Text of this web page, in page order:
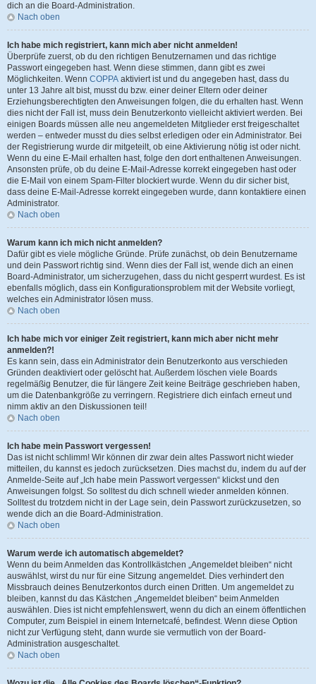
dich an die Board-Administration.
Nach oben
Ich habe mich registriert, kann mich aber nicht anmelden!
Überprüfe zuerst, ob du den richtigen Benutzernamen und das richtige
Passwort eingegeben hast. Wenn diese stimmen, dann gibt es zwei
Möglichkeiten. Wenn COPPA aktiviert ist und du angegeben hast, dass du
unter 13 Jahre alt bist, musst du bzw. einer deiner Eltern oder deiner
Erziehungsberechtigten den Anweisungen folgen, die du erhalten hast. Wenn
dies nicht der Fall ist, muss dein Benutzerkonto vielleicht aktiviert werden. Bei
einigen Boards müssen alle neu angemeldeten Mitglieder erst freigeschaltet
werden – entweder musst du dies selbst erledigen oder ein Administrator. Bei
der Registrierung wurde dir mitgeteilt, ob eine Aktivierung nötig ist oder nicht.
Wenn du eine E-Mail erhalten hast, folge den dort enthaltenen Anweisungen.
Ansonsten prüfe, ob du deine E-Mail-Adresse korrekt eingegeben hast oder
die E-Mail von einem Spam-Filter blockiert wurde. Wenn du dir sicher bist,
dass deine E-Mail-Adresse korrekt eingegeben wurde, dann kontaktiere einen
Administrator.
Nach oben
Warum kann ich mich nicht anmelden?
Dafür gibt es viele mögliche Gründe. Prüfe zunächst, ob dein Benutzername
und dein Passwort richtig sind. Wenn dies der Fall ist, wende dich an einen
Board-Administrator, um sicherzugehen, dass du nicht gesperrt wurdest. Es ist
ebenfalls möglich, dass ein Konfigurationsproblem mit der Website vorliegt,
welches ein Administrator lösen muss.
Nach oben
Ich habe mich vor einiger Zeit registriert, kann mich aber nicht mehr
anmelden?!
Es kann sein, dass ein Administrator dein Benutzerkonto aus verschieden
Gründen deaktiviert oder gelöscht hat. Außerdem löschen viele Boards
regelmäßig Benutzer, die für längere Zeit keine Beiträge geschrieben haben,
um die Datenbankgröße zu verringern. Registriere dich einfach erneut und
nimm aktiv an den Diskussionen teil!
Nach oben
Ich habe mein Passwort vergessen!
Das ist nicht schlimm! Wir können dir zwar dein altes Passwort nicht wieder
mitteilen, du kannst es jedoch zurücksetzen. Dies machst du, indem du auf der
Anmelde-Seite auf „Ich habe mein Passwort vergessen“ klickst und den
Anweisungen folgst. So solltest du dich schnell wieder anmelden können.
Solltest du trotzdem nicht in der Lage sein, dein Passwort zurückzusetzen, so
wende dich an die Board-Administration.
Nach oben
Warum werde ich automatisch abgemeldet?
Wenn du beim Anmelden das Kontrollkästchen „Angemeldet bleiben“ nicht
auswählst, wirst du nur für eine Sitzung angemeldet. Dies verhindert den
Missbrauch deines Benutzerkontos durch einen Dritten. Um angemeldet zu
bleiben, kannst du das Kästchen „Angemeldet bleiben“ beim Anmelden
auswählen. Dies ist nicht empfehlenswert, wenn du dich an einem öffentlichen
Computer, zum Beispiel in einem Internetcafé, befindest. Wenn diese Option
nicht zur Verfügung steht, dann wurde sie vermutlich von der Board-
Administration ausgeschaltet.
Nach oben